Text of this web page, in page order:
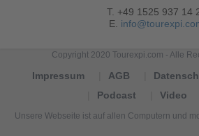
T. +49 1525 937 14
E.
Copyright 2020 Tourexpi.com - Alle
Impressum AGB
Podcast
Video
Unsere Webseite ist auf allen Computern und